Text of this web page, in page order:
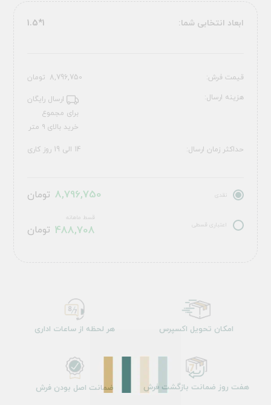
ابعاد انتخابی شما: 1*1.5
قیمت فرش: 8,796,750 تومان
هزینه ارسال:
ارسال رایگان
برای مجموع
خرید بالای ۹ متر
حداکثر زمان ارسال: 14 الی 19 روز کاری
نقدی 8,796,750 تومان
اعتباری قسطی
قسط ماهانه
488,708 تومان
امکان تحویل اکسپرس هر لحظه از ساعات اداری
هفت روز ضمانت بازگشت فرش ضمانت اصل بودن فرش